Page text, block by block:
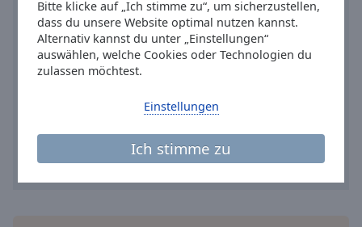
Bitte klicke auf „Ich stimme zu“, um sicherzustellen,
dass du unsere Website optimal nutzen kannst.
Alternativ kannst du unter „Einstellungen“
auswählen, welche Cookies oder Technologien du
zulassen möchtest.
Ich stimme zu
Einstellungen
window.